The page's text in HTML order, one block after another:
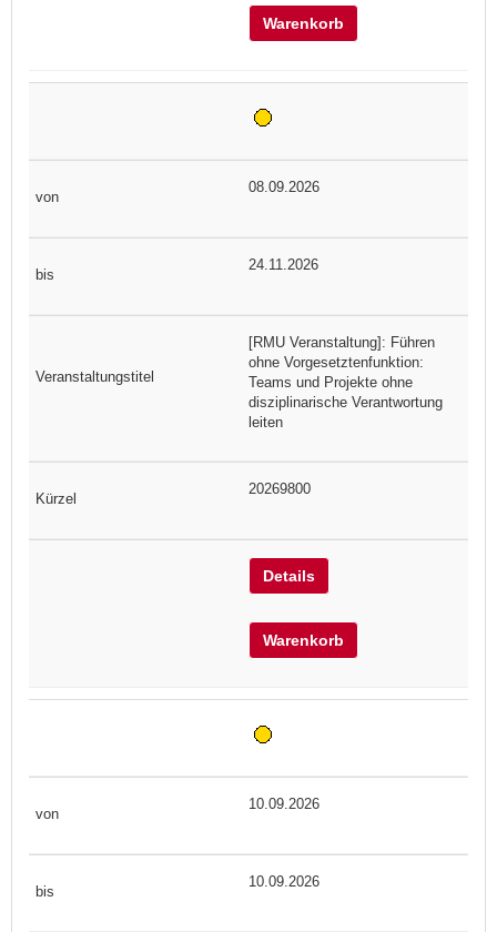
Warenkorb
08.09.2026
24.11.2026
[RMU Veranstaltung]: Führen
ohne Vorgesetztenfunktion:
Teams und Projekte ohne
disziplinarische Verantwortung
leiten
20269800
Details
Warenkorb
10.09.2026
10.09.2026